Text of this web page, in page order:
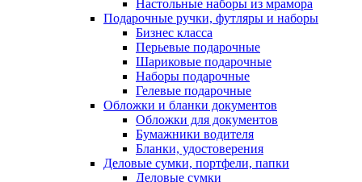
Настольные наборы из мрамора
Подарочные ручки, футляры и наборы
Бизнес класса
Перьевые подарочные
Шариковые подарочные
Наборы подарочные
Гелевые подарочные
Обложки и бланки документов
Обложки для документов
Бумажники водителя
Бланки, удостоверения
Деловые сумки, портфели, папки
Деловые сумки